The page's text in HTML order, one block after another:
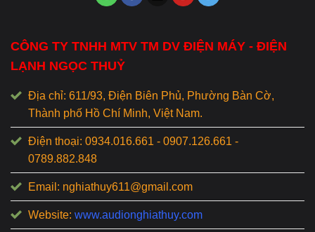
CÔNG TY TNHH MTV TM DV ĐIỆN MÁY - ĐIỆN
LẠNH NGỌC THUỶ
Địa chỉ: 611/93, Điện Biên Phủ, Phường Bàn Cờ,
Thành phố Hồ Chí Minh, Việt Nam.
Điện thoại: 0934.016.661 - 0907.126.661 -
0789.882.848
Email: nghiathuy611@gmail.com
Website: www.audionghiathuy.com